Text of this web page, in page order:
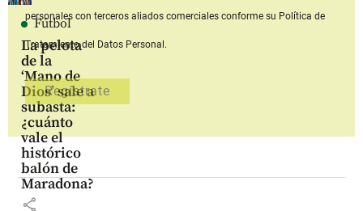
Fútbol
La pelota
de la
‘Mano de
Dios’ sale a
subasta:
¿cuánto
vale el
histórico
balón de
Maradona?
share
personales con terceros aliados comerciales conforme su Política de
Tratamiento del Datos Personal.